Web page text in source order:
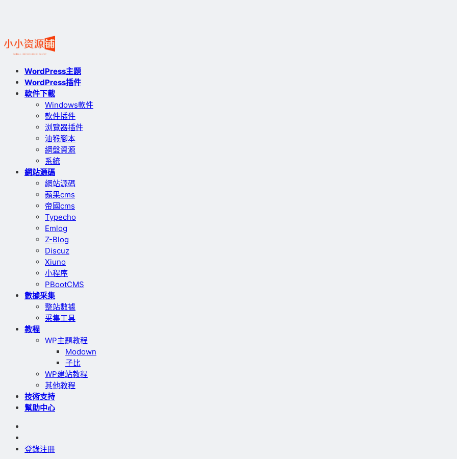
WordPress主題
WordPress插件
軟件下載
Windows軟件
軟件插件
浏覽器插件
油猴腳本
網盤資源
系統
網站源碼
網站源碼
蘋果cms
帝國cms
Typecho
Emlog
Z-Blog
Discuz
Xiuno
小程序
PBootCMS
數據采集
整站數據
采集工具
教程
WP主題教程
Modown
子比
WP建站教程
其他教程
技術支持
幫助中心
登錄注冊